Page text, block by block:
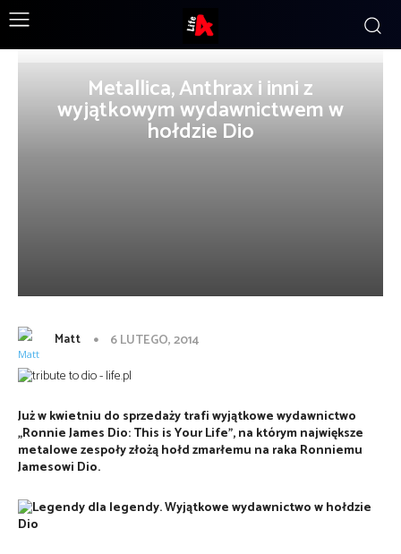
Metallica, Anthrax i inni z
wyjątkowym wydawnictwem w
hołdzie Dio
Matt 6 LUTEGO, 2014
Już w kwietniu do sprzedaży trafi wyjątkowe wydawnictwo
„Ronnie James Dio: This is Your Life”, na którym największe
metalowe zespoły złożą hołd zmarłemu na raka Ronniemu
Jamesowi Dio.